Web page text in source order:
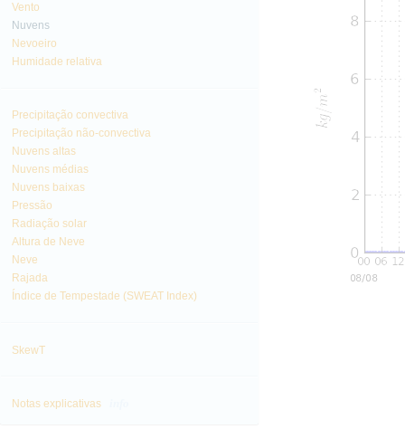
Vento
Nuvens
Nevoeiro
Humidade relativa
Precipitação convectiva
Precipitação não-convectiva
Nuvens altas
Nuvens médias
Nuvens baixas
Pressão
Radiação solar
Altura de Neve
Neve
Rajada
Índice de Tempestade (SWEAT Index)
SkewT
Notas explicativas